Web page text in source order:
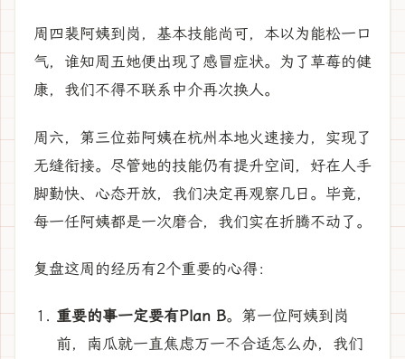
周四裴阿姨到岗，基本技能尚可，本以为能松一口
气，谁知周五她便出现了感冒症状。为了草莓的健
康，我们不得不联系中介再次换人。
周六，第三位茹阿姨在杭州本地火速接力，实现了
无缝衔接。尽管她的技能仍有提升空间，好在人手
脚勤快、心态开放，我们决定再观察几日。毕竟，
每一任阿姨都是一次磨合，我们实在折腾不动了。
复盘这周的经历有2个重要的心得：
重要的事一定要有Plan B。第一位阿姨到岗
前，南瓜就一直焦虑万一不合适怎么办，我们